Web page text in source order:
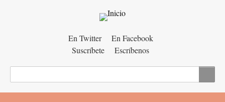
En Twitter
En Facebook
Suscríbete
Escríbenos